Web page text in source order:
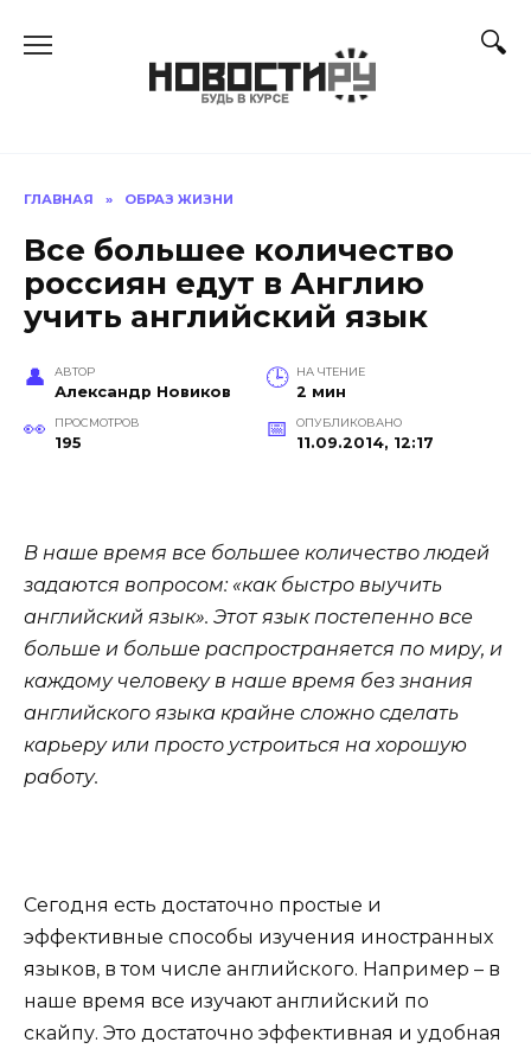
ГЛАВНАЯ » ОБРАЗ ЖИЗНИ
Все большее количество
россиян едут в Англию
учить английский язык
АВТОР
Александр Новиков
НА ЧТЕНИЕ
2 мин
ПРОСМОТРОВ
195
ОПУБЛИКОВАНО
11.09.2014, 12:17
В наше время все большее количество людей
задаются вопросом: «как быстро выучить
английский язык». Этот язык постепенно все
больше и больше распространяется по миру, и
каждому человеку в наше время без знания
английского языка крайне сложно сделать
карьеру или просто устроиться на хорошую
работу.
Сегодня есть достаточно простые и
эффективные способы изучения иностранных
языков, в том числе английского. Например – в
наше время все изучают английский по
скайпу. Это достаточно эффективная и удобная